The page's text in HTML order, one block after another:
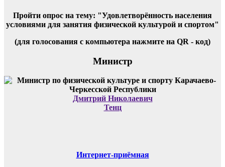
Пройти опрос на тему: "Удовлетворённость населения
условиями для занятия физической культурой и спортом"
(для голосования с компьютера нажмите на QR - код)
Министр
Дмитрий Николаевич
Тенц
Интернет-приёмная